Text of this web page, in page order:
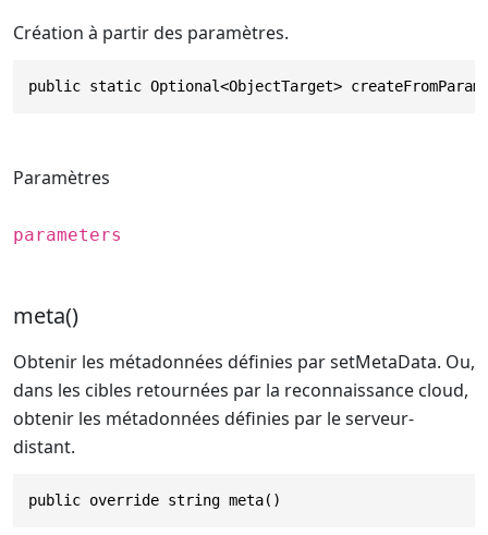
Création à partir des paramètres.
public static Optional<ObjectTarget>
Paramètres
parameters
meta()
Obtenir les métadonnées définies par setMetaData. Ou,
dans les cibles retournées par la reconnaissance cloud,
obtenir les métadonnées définies par le serveur-
distant.
public override string meta()